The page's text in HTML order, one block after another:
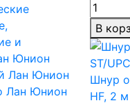
и
Юнион
Лан Юнион
Лан Юнион
В
Шнур
HF, 2 м